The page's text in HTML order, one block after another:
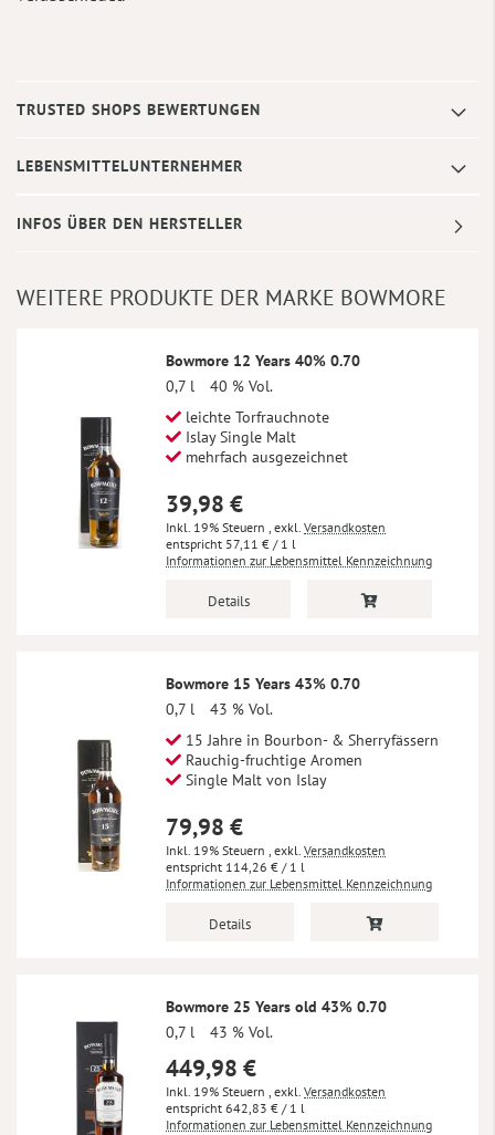
TRUSTED SHOPS BEWERTUNGEN
LEBENSMITTELUNTERNEHMER
INFOS ÜBER DEN HERSTELLER
WEITERE PRODUKTE DER MARKE BOWMORE
Bowmore 12 Years 40% 0.70
0,7 l
40 % Vol.
leichte Torfrauchnote
Islay Single Malt
mehrfach ausgezeichnet
39,98 €
Inkl. 19% Steuern , exkl. Versandkosten
57,11 € / 1 l
Informationen zur Lebensmittel Kennzeichnung
Details
Bowmore 15 Years 43% 0.70
0,7 l
43 % Vol.
15 Jahre in Bourbon- & Sherryfässern
Rauchig-fruchtige Aromen
Single Malt von Islay
79,98 €
Inkl. 19% Steuern , exkl. Versandkosten
114,26 € / 1 l
Informationen zur Lebensmittel Kennzeichnung
Details
Bowmore 25 Years old 43% 0.70
0,7 l
43 % Vol.
449,98 €
Inkl. 19% Steuern , exkl. Versandkosten
642,83 € / 1 l
Informationen zur Lebensmittel Kennzeichnung